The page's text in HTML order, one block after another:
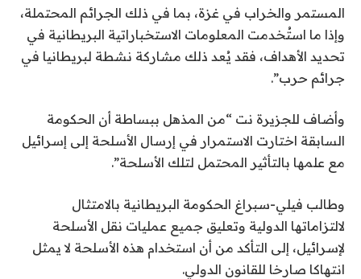
المستمر والخراب في غزة، بما في ذلك الجرائم المحتملة،
وإذا ما استُخدمت المعلومات الاستخباراتية البريطانية في
تحديد الأهداف، فقد يُعد ذلك مشاركة نشطة لبريطانيا في
جرائم حرب”.
وأضاف للجزيرة نت “من المذهل ببساطة أن الحكومة
السابقة اختارت الاستمرار في إرسال الأسلحة إلى إسرائيل
مع علمها بالتأثير المحتمل لتلك الأسلحة”.
وطالب فيلي-سبراغ الحكومة البريطانية بالامتثال
لالتزاماتها الدولية وتعليق جميع عمليات نقل الأسلحة
لإسرائيل، إلى التأكد من أن استخدام هذه الأسلحة لا يمثل
انتهاكا صارخا للقانون الدولي.